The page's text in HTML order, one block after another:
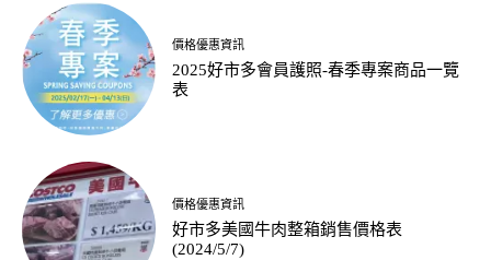
價格優惠資訊
2025好市多會員護照-春季專案商品一覽
表
價格優惠資訊
好市多美國牛肉整箱銷售價格表
(2024/5/7)